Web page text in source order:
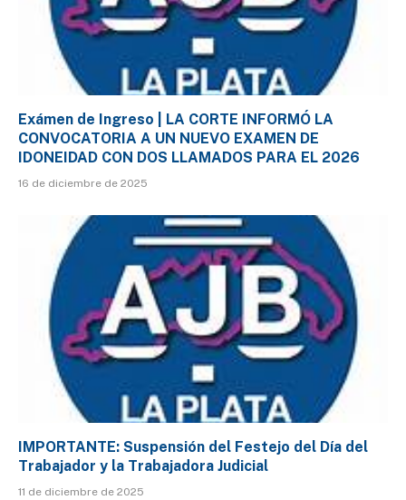
Exámen de Ingreso | LA CORTE INFORMÓ LA
CONVOCATORIA A UN NUEVO EXAMEN DE
IDONEIDAD CON DOS LLAMADOS PARA EL 2026
16 de diciembre de 2025
IMPORTANTE: Suspensión del Festejo del Día del
Trabajador y la Trabajadora Judicial
11 de diciembre de 2025